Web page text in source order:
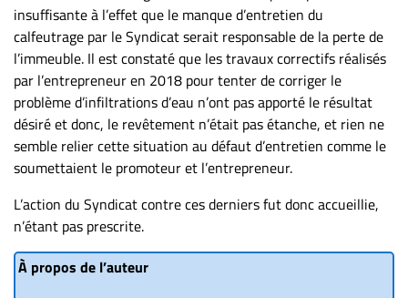
insuffisante à l’effet que le manque d’entretien du
calfeutrage par le Syndicat serait responsable de la perte de
l’immeuble. Il est constaté que les travaux correctifs réalisés
par l’entrepreneur en 2018 pour tenter de corriger le
problème d’infiltrations d’eau n’ont pas apporté le résultat
désiré et donc, le revêtement n’était pas étanche, et rien ne
semble relier cette situation au défaut d’entretien comme le
soumettaient le promoteur et l’entrepreneur.
L’action du Syndicat contre ces derniers fut donc accueillie,
n’étant pas prescrite.
À propos de l’auteur